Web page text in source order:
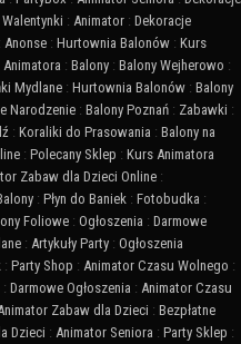
Walentynki : Animator : Dekoracje
Anonse : Hurtownia Balonów : Kurs
: Balony : Balony Wejherowo :
Mydlane : Hurtownia Balonów : Balony
Narodzenie : Balony Poznań : Zabawki :
: Koraliki do Prasowania : Balony na
: Polecany Sklep : Kurs Animatora
Zabaw dla Dzieci Online :
: Płyn do Baniek : Fotobudka :
Foliowe : Ogłoszenia : Darmowe
: Artykuły Party : Ogłoszenia
: Party Shop : Animator Czasu Wolnego :
: Darmowe Ogłoszenia : Animator Czasu
Zabaw dla Dzieci : Bezpłatne
Dzieci : Animator Seniora : Party Sklep :